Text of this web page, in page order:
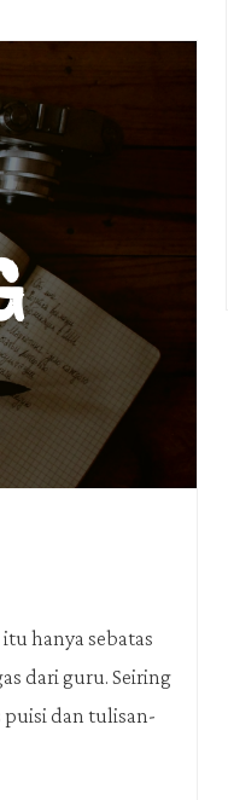
hanya sebatas
dari guru. Seiring
dan tulisan-